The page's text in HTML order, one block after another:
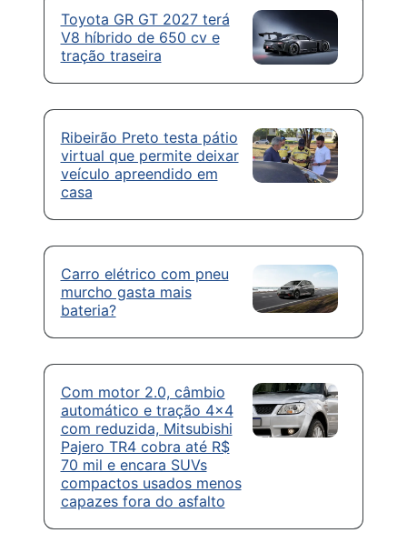
Toyota GR GT 2027 terá
V8 híbrido de 650 cv e
tração traseira
Ribeirão Preto testa pátio
virtual que permite deixar
veículo apreendido em
casa
Carro elétrico com pneu
murcho gasta mais
bateria?
Com motor 2.0, câmbio
automático e tração 4×4
com reduzida, Mitsubishi
Pajero TR4 cobra até R$
70 mil e encara SUVs
compactos usados menos
capazes fora do asfalto